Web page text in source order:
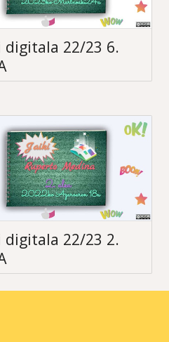
digitala 22/23 6.
digitala 22/23 2.